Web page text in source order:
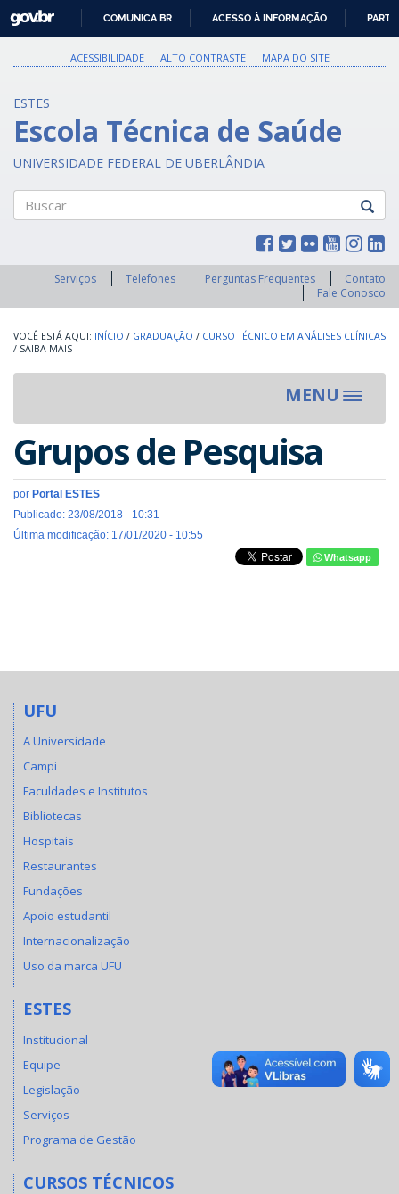
PARA
O
GOVBR
COMUNICA BR ACESSO À INFORMAÇÃO
ACESSIBILIDADE ALTO CONTRASTE MAPA DO SITE
ESTES
Escola Técnica de Saúde
UNIVERSIDADE FEDERAL DE UBERLÂNDIA
Serviços Telefones Perguntas Frequentes
Contato
Fale Conosco
INÍCIO / GRADUAÇÃO / CURSO TÉCNICO EM ANÁLISES CLÍNICAS
/ SAIBA MAIS
MENU
Toggle
Grupos de Pesquisa
por Portal ESTES
Publicado: 23/08/2018 - 10:31
Última modificação: 17/01/2020 - 10:55
Whatsapp
UFU
A Universidade
Campi
Faculdades e Institutos
Bibliotecas
Hospitais
Restaurantes
Fundações
Apoio estudantil
Internacionalização
Uso da marca UFU
ESTES
Institucional
Equipe
Legislação
Serviços
Programa de Gestão
CURSOS TÉCNICOS